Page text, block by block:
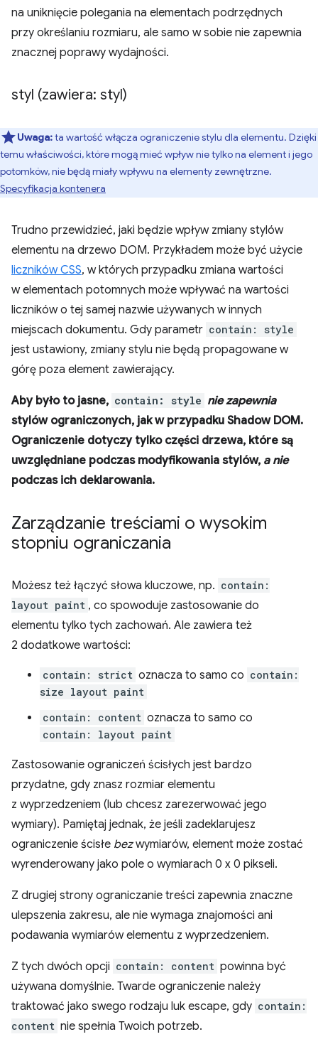
na uniknięcie polegania na elementach podrzędnych
przy określaniu rozmiaru, ale samo w sobie nie zapewnia
znacznej poprawy wydajności.
styl (zawiera: styl)
Uwaga:ta wartość włącza ograniczenie stylu dla elementu. Dzięki
temu właściwości, które mogą mieć wpływ nie tylko na element i jego
potomków, nie będą miały wpływu na elementy zewnętrzne.
Specyfikacja kontenera
Trudno przewidzieć, jaki będzie wpływ zmiany stylów
elementu na drzewo DOM. Przykładem może być użycie
liczników CSS, w których przypadku zmiana wartości
w elementach potomnych może wpływać na wartości
liczników o tej samej nazwie używanych w innych
miejscach dokumentu. Gdy parametr contain: style
jest ustawiony, zmiany stylu nie będą propagowane w
górę poza element zawierający.
Aby było to jasne, contain: style nie zapewnia
stylów ograniczonych, jak w przypadku Shadow DOM.
Ograniczenie dotyczy tylko części drzewa, które są
uwzględniane podczas modyfikowania stylów, a nie
podczas ich deklarowania.
Zarządzanie treściami o wysokim
stopniu ograniczania
Możesz też łączyć słowa kluczowe, np. contain:
layout paint , co spowoduje zastosowanie do
elementu tylko tych zachowań. Ale zawiera też
2 dodatkowe wartości:
contain: strict oznacza to samo co contain:
size layout paint
contain: content oznacza to samo co
contain: layout paint
Zastosowanie ograniczeń ścisłych jest bardzo
przydatne, gdy znasz rozmiar elementu
z wyprzedzeniem (lub chcesz zarezerwować jego
wymiary). Pamiętaj jednak, że jeśli zadeklarujesz
ograniczenie ścisłe bezwymiarów, element może zostać
wyrenderowany jako pole o wymiarach 0 x 0 pikseli.
Z drugiej strony ograniczanie treści zapewnia znaczne
ulepszenia zakresu, ale nie wymaga znajomości ani
podawania wymiarów elementu z wyprzedzeniem.
Z tych dwóch opcji contain: content powinna być
używana domyślnie. Twarde ograniczenie należy
traktować jako swego rodzaju luk escape, gdy contain:
content nie spełnia Twoich potrzeb.